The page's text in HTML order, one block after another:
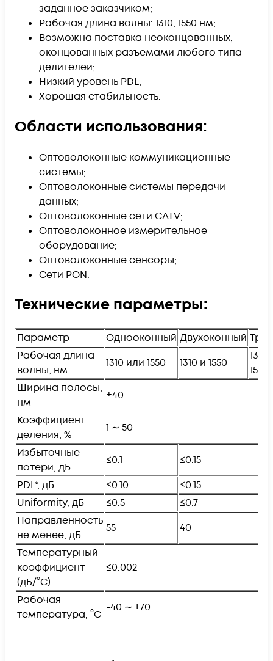
заданное заказчиком;
Рабочая длина волны: 1310, 1550 нм;
Возможна поставка неоконцованных,
оконцованных разъемами любого типа
делителей;
Низкий уровень PDL;
Хорошая стабильность.
Области использования:
Оптоволоконные коммуникационные
системы;
Оптоволоконные системы передачи
данных;
Оптоволоконные сети CATV;
Оптоволоконное измерительное
оборудование;
Оптоволоконные сенсоры;
Сети PON.
Технические параметры:
Параметр Однооконный Двухоконный
Рабочая длина
волны, нм
1310 или 1550 1310 и 1550
1550
Ширина полосы,
нм
±40
Коэффициент
деления, %
1 ∼ 50
Избыточные
потери, дБ
≤0.1
≤0.15
PDL*, дБ
≤0.10
≤0.15
Uniformity, дБ
≤0.5
≤0.7
Направленность
не менее, дБ
55
40
Температурный
коэффициент
(дБ/°С)
≤0.002
Рабочая
температура, °С
-40 ∼ +70